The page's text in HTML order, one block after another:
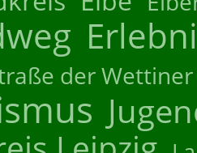
der Wettiner